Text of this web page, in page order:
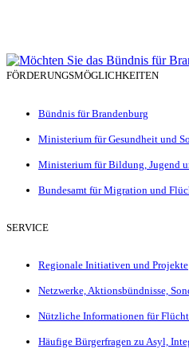
FÖRDERUNGSMÖGLICHKEITEN
Bündnis für Brandenburg
Ministerium für Gesundheit und
Ministerium für Bildung, Jugend
Bundesamt für Migration und
SERVICE
Regionale Initiativen und Projekte
Netzwerke, Aktionsbündnisse,
Nützliche Informationen für
Häufige Bürgerfragen zu Asyl,